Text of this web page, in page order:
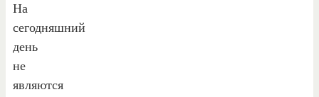
На
сегодняшний
день
не
являются